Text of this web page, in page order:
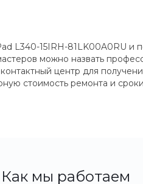
L340-15IRH-81LK00A0RU
можно назвать
центр для
стоимость ремонта и
Как мы работаем